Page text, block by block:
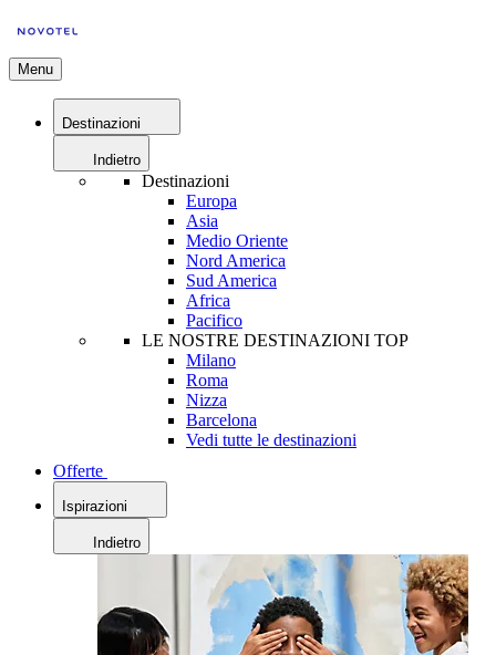
Menu
Destinazioni
Indietro
Destinazioni
Europa
Asia
Medio Oriente
Nord America
Sud America
Africa
Pacifico
LE NOSTRE DESTINAZIONI TOP
Milano
Roma
Nizza
Barcelona
Vedi tutte le destinazioni
Offerte
Ispirazioni
Indietro